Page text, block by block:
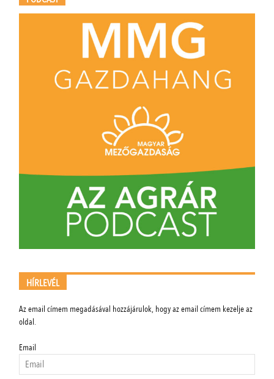
HÍRLEVÉL
Az email címem megadásával hozzájárulok, hogy az email címem kezelje az
oldal.
Email